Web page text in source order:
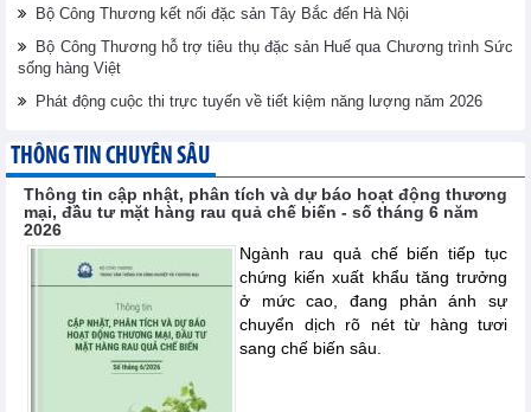
Bộ Công Thương kết nối đặc sản Tây Bắc đến Hà Nội
Bộ Công Thương hỗ trợ tiêu thụ đặc sản Huế qua Chương trình Sức
sống hàng Việt
Phát động cuộc thi trực tuyến về tiết kiệm năng lượng năm 2026
THÔNG TIN CHUYÊN SÂU
Thông tin cập nhật, phân tích và dự báo hoạt động thương
mại, đầu tư mặt hàng rau quả chế biến - số tháng 6 năm
2026
Ngành rau quả chế biến tiếp tục
chứng kiến xuất khẩu tăng trưởng
ở mức cao, đang phản ánh sự
chuyển dịch rõ nét từ hàng tươi
sang chế biến sâu.